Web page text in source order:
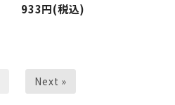
933円(税込)
Next »